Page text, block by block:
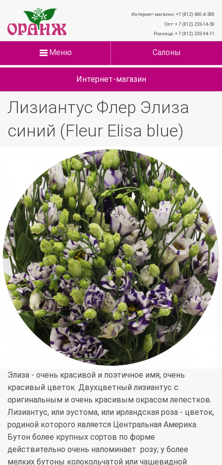
Интернет-магазин: +7 (812) 600-4-300
Опт: + 7 (812) 233-14-50
Розница: + 7 (812) 233-94-11
Меню Салоны
Интернет-магазин
Лизиантус Флер Элиза
синий (Fleur Elisa blue)
Элиза - очень красивой и поэтичное имя, очень
красивый цветок. Двухцветный лизиантус с
оригинальным и очень красивым окрасом лепестков.
Лизиантус, или эустома, или ирландская роза - цветок,
родиной которого является Центральная Америка.
Бутон более крупных сортов по форме
действительно очень напоминает розу; у более
мелких бутоны колокольчатой или чашевидной